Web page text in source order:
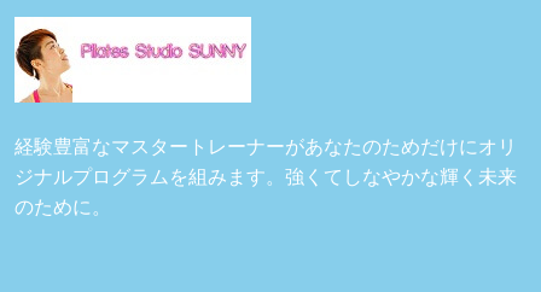
経験豊富なマスタートレーナーがあなたのためだけにオリ
ジナルプログラムを組みます。強くてしなやかな輝く未来
のために。